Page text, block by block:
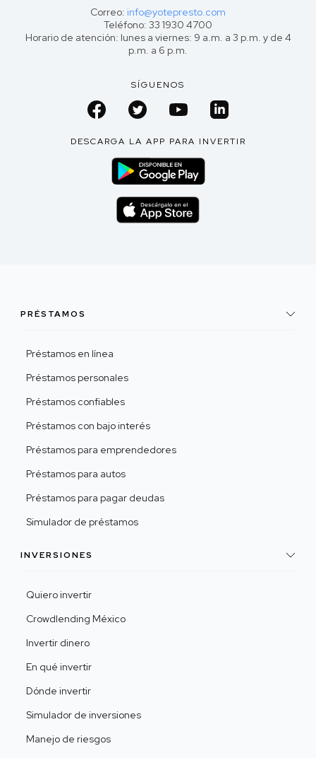
Correo: info@yotepresto.com
Teléfono: 33 1930 4700
Horario de atención: lunes a viernes: 9 a.m. a 3 p.m. y de 4
p.m. a 6 p.m.
SÍGUENOS
DESCARGA LA APP PARA INVERTIR
PRÉSTAMOS
Préstamos en línea
Préstamos personales
Préstamos confiables
Préstamos con bajo interés
Préstamos para emprendedores
Préstamos para autos
Préstamos para pagar deudas
Simulador de préstamos
INVERSIONES
Quiero invertir
Crowdlending México
Invertir dinero
En qué invertir
Dónde invertir
Simulador de inversiones
Manejo de riesgos